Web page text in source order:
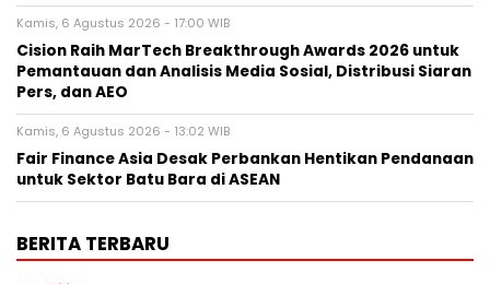
Kamis, 6 Agustus 2026 - 17:00 WIB
Cision Raih MarTech Breakthrough Awards 2026 untuk
Pemantauan dan Analisis Media Sosial, Distribusi Siaran
Pers, dan AEO
Kamis, 6 Agustus 2026 - 13:02 WIB
Fair Finance Asia Desak Perbankan Hentikan Pendanaan
untuk Sektor Batu Bara di ASEAN
BERITA TERBARU